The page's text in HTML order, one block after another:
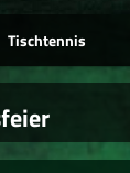
Tischtennis